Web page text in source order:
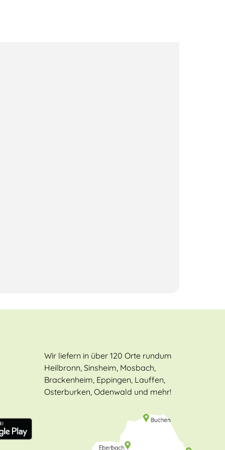
Wir liefern in über 120 Orte rundum
Heilbronn, Sinsheim, Mosbach,
Brackenheim, Eppingen, Lauffen,
Osterburken, Odenwald und mehr!